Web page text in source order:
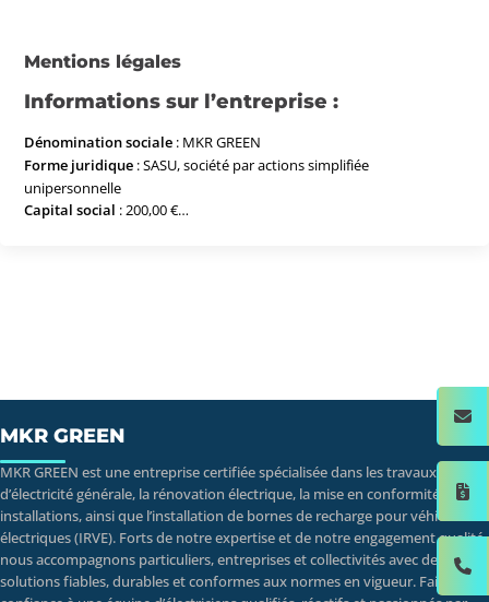
Mentions légales
Informations sur l’entreprise :
Dénomination sociale : MKR GREEN
Forme juridique : SASU, société par actions simplifiée
unipersonnelle
Capital social : 200,00 €
MKR GREEN
MKR GREEN est une entreprise certifiée spécialisée dans les travaux
d’électricité générale, la rénovation électrique, la mise en conformité des
installations, ainsi que l’installation de bornes de recharge pour véhicules
électriques (IRVE). Forts de notre expertise et de notre engagement qualité,
nous accompagnons particuliers, entreprises et collectivités avec des
solutions fiables, durables et conformes aux normes en vigueur. Faites